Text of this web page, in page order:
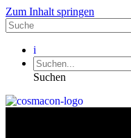
Zum Inhalt springen
i
Suchen